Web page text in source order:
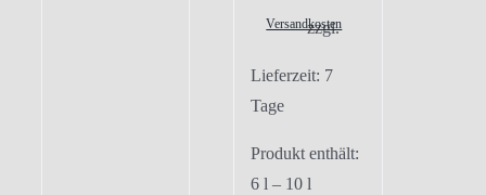
zzgl.
Versandkosten
Lieferzeit: 7
Tage
Produkt enthält:
6l – 10l